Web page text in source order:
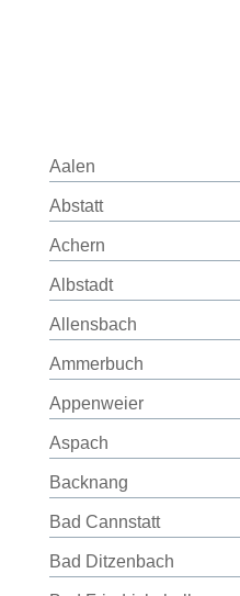
Aalen
Abstatt
Achern
Albstadt
Allensbach
Ammerbuch
Appenweier
Aspach
Backnang
Bad Cannstatt
Bad Ditzenbach